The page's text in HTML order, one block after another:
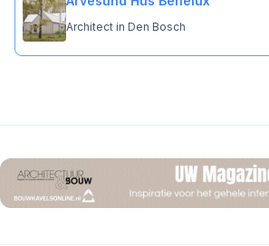
Architect in Den Bosch